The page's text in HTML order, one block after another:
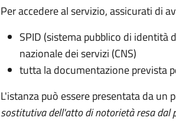
Per accedere al servizio, assicurati di
SPID (sistema pubblico di identità
nazionale dei servizi (CNS)
tutta la documentazione prevista
L'istanza può essere presentata da
sostitutiva dell'atto di notorietà resa dal